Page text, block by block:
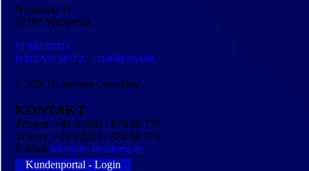
Neumarkt 11
42103 Wuppertal
STARTSEITE
DATEN­SCHUTZ |IMPRESSUM
© 2026Hackenberg Consulting
KONTAKT
Telefon: +49 (0)202 / 870 66 770
Telefax: +49 (0)202 / 870 66 779
E-Mail:info@hc-beratung.de
Kundenportal - Login